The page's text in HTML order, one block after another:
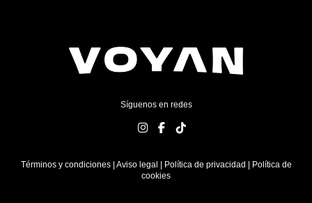
Síguenos en redes
Términos y condiciones| Aviso legal Política de privacidad
Política de
cookies